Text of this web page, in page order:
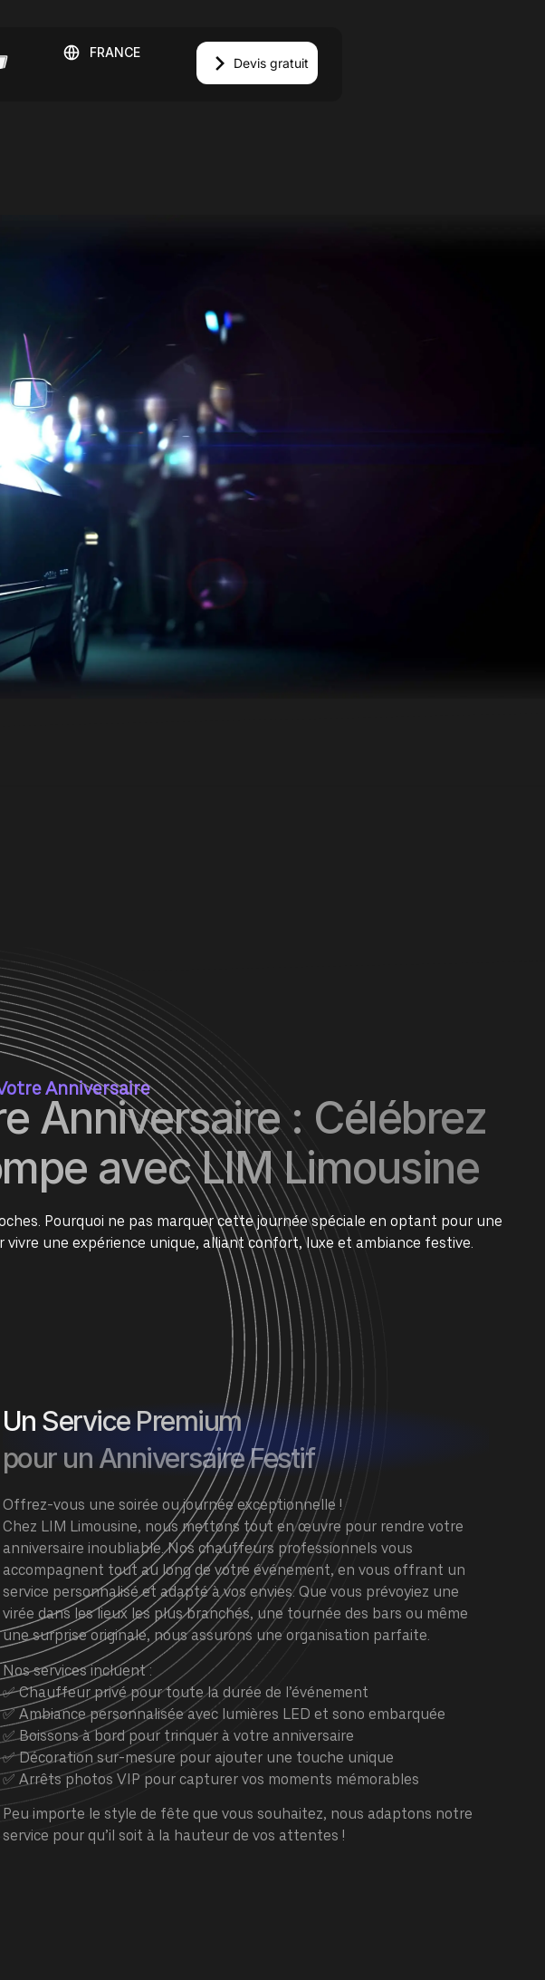
FRANCE
Devis gratuit
Anniversaire
Anniversaire : Célébrez
avec LIM Limousine
Pourquoi ne pas marquer cette journée spéciale en optant pour une
une expérience unique, alliant confort, luxe et ambiance festive.
Un Service Premium
pour un Anniversaire Festif
Offrez-vous une soirée ou journée exceptionnelle !
Chez LIM Limousine, nous mettons tout en œuvre pour rendre votre
anniversaire inoubliable. Nos chauffeurs professionnels vous
accompagnent tout au long de votre événement, en vous offrant un
service personnalisé et adapté à vos envies. Que vous prévoyiez une
virée dans les lieux les plus branchés, une tournée des bars ou même
une surprise originale, nous assurons une organisation parfaite.
Nos services incluent :
✅ Chauffeur privé pour toute la durée de l’événement
✅ Ambiance personnalisée avec lumières LED et sono embarquée
✅ Boissons à bord pour trinquer à votre anniversaire
✅ Décoration sur-mesure pour ajouter une touche unique
✅ Arrêts photos VIP pour capturer vos moments mémorables
Peu importe le style de fête que vous souhaitez, nous adaptons notre
service pour qu’il soit à la hauteur de vos attentes !